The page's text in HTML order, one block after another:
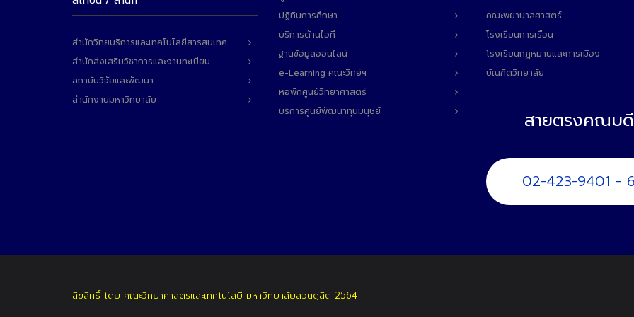
สำนักวิทยบริการและเทคโนโลยีสารสนเทศ
สำนักส่งเสริมวิชาการและงานทะเบียน
สถาบันวิจัยและพัฒนา
สำนักงานมหาวิทยาลัย
ปฏิทินการศึกษา
บริการด้านไอที
ฐานข้อมูลออนไลน์
e-Learning คณะวิทย์ฯ
หอพักศูนย์วิทยาศาสตร์
บริการศูนย์พัฒนาทุนมนุษย์
คณะพยาบาลศาสตร์
โรงเรียนการเรือน
โรงเรียนกฎหมายและการเมือง
บัณฑิตวิทยาลัย
สายตรงคณบดี
02-423-9401 -
ลิขสิทธิ์ โดย คณะวิทยาศาสตร์และเทคโนโลยี มหาวิทยาลัยสวนดุสิต 2564